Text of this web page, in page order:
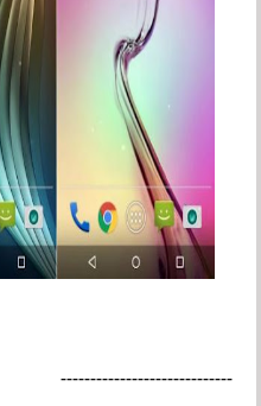
-----------------------------